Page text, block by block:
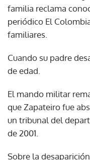
familia reclama
periódico El
familiares.
Cuando su padre
de edad.
El mando militar
que Zapateiro fue
un tribunal del
de 2001.
Sobre la